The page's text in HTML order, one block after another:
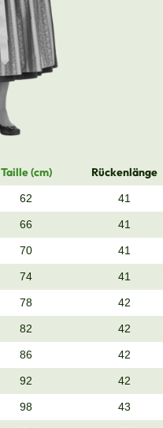
Taille (cm)
Rückenlänge
62 41
66 41
70 41
74 41
78 42
82 42
86 42
92 42
98 43